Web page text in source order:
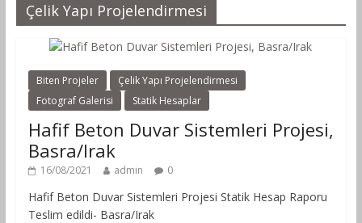
Çelik Yapı Projelendirmesi
Biten Projeler
Çelik Yapı Projelendirmesi
Fotograf Galerisi
Statik Hesaplar
Hafif Beton Duvar Sistemleri Projesi,
Basra/Irak
16/08/2021 admin 0
Hafif Beton Duvar Sistemleri Projesi Statik Hesap Raporu
Teslim edildi- Basra/Irak